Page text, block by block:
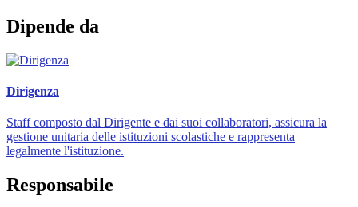
Dipende da
Dirigenza
Staff composto dal Dirigente e dai suoi collaboratori, assicura la
gestione unitaria delle istituzioni scolastiche e rappresenta
legalmente l'istituzione.
Responsabile